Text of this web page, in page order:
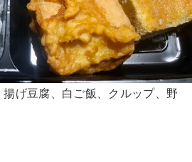
げ豆腐、白ご飯、クルップ、野